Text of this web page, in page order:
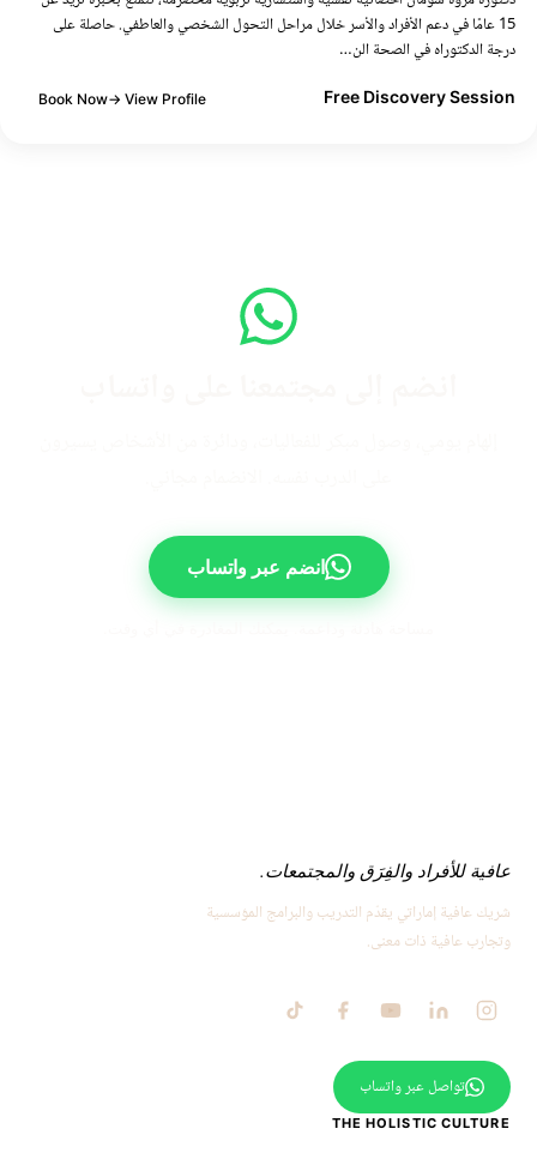
15 عامًا في دعم الأفراد والأسر خلال مراحل التحول الشخصي والعاطفي. حاصلة على
الدكتوراه في الصحة الن…
Free Discovery
View Profile →
Book Now
انضم عبر واتساب
عافية للأفراد والفِرَق والمجتمعات.
شريك عافية إماراتي يقدّم التدريب والبرامج المؤسسية
وتجارب عافية ذات معنى.
تواصل عبر واتساب
THE HOLISTIC CULTURE